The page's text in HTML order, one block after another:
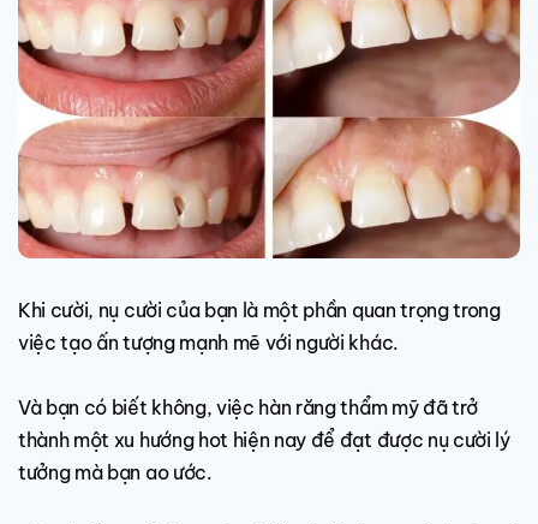
Khi cười, nụ cười của bạn là một phần quan trọng trong
việc tạo ấn tượng mạnh mẽ với người khác.
Và bạn có biết không, việc hàn răng thẩm mỹ đã trở
thành một xu hướng hot hiện nay để đạt được nụ cười lý
tưởng mà bạn ao ước.